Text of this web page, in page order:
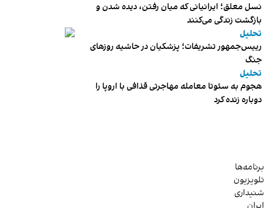
نسل معلق؛ ایرانیانی که میان رفتن، دیده شدن و
بازگشت زندگی می‌کنند
تحلیل
رییس‌جمهور تشریفات؛ پزشکیان در حاشیه روزهای
جنگ
تحلیل
هجوم به سئوتا معامله مهاجرتی قذافی با اروپا را
دوباره زنده کرد
برنامه‌ها
تلویزیون
شنیداری